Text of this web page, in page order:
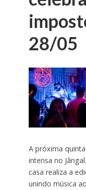
28/05
A próxima
intensa no
casa realiza a
unindo música